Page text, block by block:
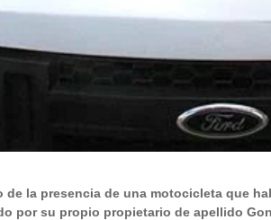
de la presencia de una motocicleta que
por su propio propietario de apellido